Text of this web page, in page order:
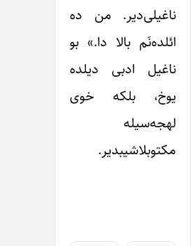
ناغیلی‌دیر. من ده
ائلده‌نَم بالا دا.» بو
ناغیل ادبی دیلده
یوخ، بلکه خوی
لهجه‌سیله
مکتوبلاشیبدیر.